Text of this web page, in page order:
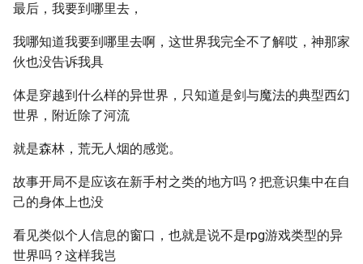
最后，我要到哪里去，
我哪知道我要到哪里去啊，这世界我完全不了解哎，神那家
伙也没告诉我具
体是穿越到什么样的异世界，只知道是剑与魔法的典型西幻
世界，附近除了河流
就是森林，荒无人烟的感觉。
故事开局不是应该在新手村之类的地方吗？把意识集中在自
己的身体上也没
看见类似个人信息的窗口，也就是说不是rpg游戏类型的异
世界吗？这样我岂